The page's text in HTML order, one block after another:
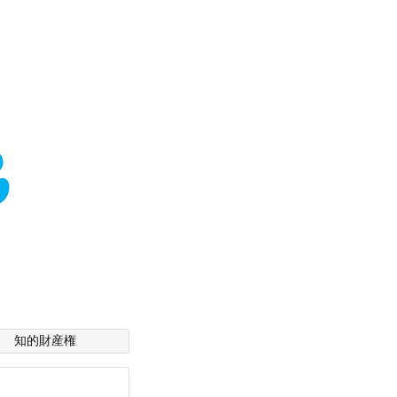
知的財産権